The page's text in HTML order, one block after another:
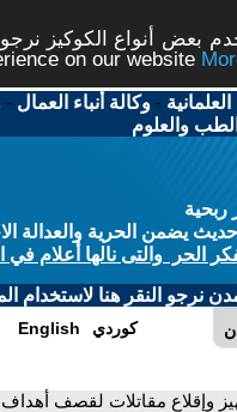
بعض أنواع الكوكيز
on our website
-وكالة أنباء العمال -
الطب والعلوم
ربحية
يضمن الحرية والعدالة
الحر والتى نالها أعلام في
نرجو النقر هنا لاستخدام
English كوردي
وإقلاع مقاتلات لقصف